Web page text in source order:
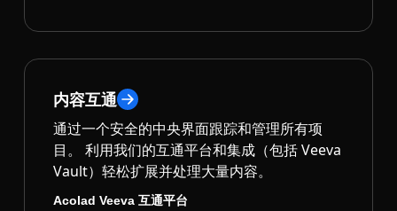
内容互通
通过一个安全的中央界面跟踪和管理所有项
目。 利用我们的互通平台和集成（包括 Veeva
Vault）轻松扩展并处理大量内容。
Acolad Veeva 互通平台